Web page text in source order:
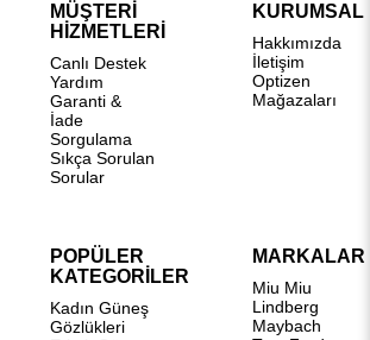
MÜŞTERİ
HİZMETLERİ
Canlı Destek
Yardım
Garanti &
İade
Sorgulama
Sıkça Sorulan
Sorular
KURUMSAL
Hakkımızda
İletişim
Optizen
Mağazaları
POPÜLER
KATEGORİLER
Kadın Güneş
Gözlükleri
MARKALAR
Miu Miu
Lindberg
Maybach